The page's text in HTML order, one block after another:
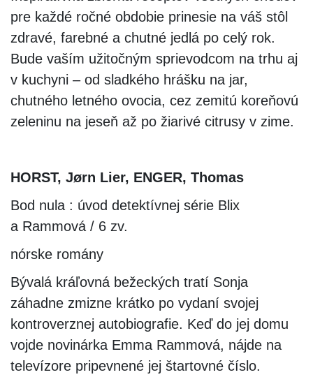
pre každé ročné obdobie prinesie na váš stôl
zdravé, farebné a chutné jedlá po celý rok.
Bude vaším užitočným sprievodcom na trhu aj
v kuchyni – od sladkého hrášku na jar,
chutného letného ovocia, cez zemitú koreňovú
zeleninu na jeseň až po žiarivé citrusy v zime.
HORST, Jørn Lier, ENGER, Thomas
Bod nula : úvod detektívnej série Blix
a Rammová / 6 zv.
nórske romány
Bývalá kráľovná bežeckých tratí Sonja
záhadne zmizne krátko po vydaní svojej
kontroverznej autobiografie. Keď do jej domu
vojde novinárka Emma Rammová, nájde na
televízore pripevnené jej štartovné číslo.